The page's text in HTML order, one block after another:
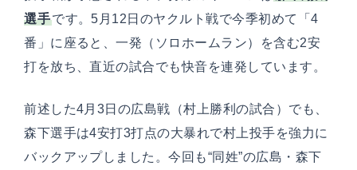
選手です。5月12日のヤクルト戦で今季初めて「4
番」に座ると、一発（ソロホームラン）を含む2安
打を放ち、直近の試合でも快音を連発しています。
前述した4月3日の広島戦（村上勝利の試合）でも、
森下選手は4安打3打点の大暴れで村上投手を強力に
バックアップしました。今回も“同姓”の広島・森下